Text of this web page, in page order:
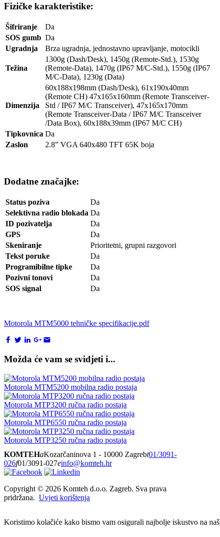
Fizičke karakteristike:
Šifriranje
Da
SOS gumb Da
Ugradnja
Brza ugradnja, jednostavno upravljanje, motocikli
Težina
1300g (Dash/Desk), 1450g (Remote-Std.), 1530g
(Remote-Data), 1470g (IP67 M/C-Std.), 1550g (IP67
M/C-Data), 1230g (Data)
Dimenzija
60x188x198mm (Dash/Desk), 61x190x40mm
(Remote CH) 47x165x160mm (Remote Transceiver-
Std / IP67 M/C Transceiver), 47x165x170mm
(Remote Transceiver-Data / IP67 M/C Transceiver
/Data Box), 60x188x39mm (IP67 M/C CH)
Tipkovnica Da
Zaslon
2.8” VGA 640x480 TFT 65K boja
Dodatne značajke:
Status poziva
Da
Selektivna radio blokada Da
ID pozivatelja
Da
GPS
Da
Skeniranje
Prioritetni, grupni razgovori
Tekst poruke
Da
Programibilne tipke
Da
Pozivni tonovi
Da
SOS signal
Da
Motorola MTM5000 tehničke specifikacije.pdf
Možda će vam se svidjeti i...
Motorola MTM5200 mobilna radio postaja
Motorola MTP3200 ručna radio postaja
Motorola MTP6550 ručna radio postaja
Motorola MTP3250 ručna radio postaja
KOMTEHaKozarčaninova 1 - 10000 Zagrebt01/3091-
026f01/3091-027einfo@komteh.hr
Copyright © 2026 Komteh d.o.o. Zagreb. Sva prava
pridržana. Uvjeti korištenja
Koristimo kolačiće kako bismo vam osigurali najbolje iskustvo na